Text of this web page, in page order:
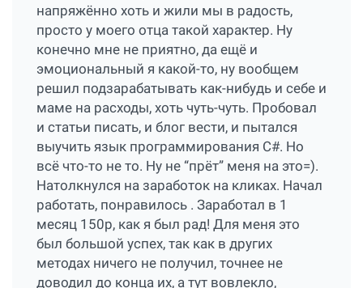
напряжённо хоть и жили мы в радость,
просто у моего отца такой характер. Ну
конечно мне не приятно, да ещё и
эмоциональный я какой-то, ну вообщем
решил подзарабатывать как-нибудь и себе и
маме на расходы, хоть чуть-чуть. Пробовал
и статьи писать, и блог вести, и пытался
выучить язык программирования C#. Но
всё что-то не то. Ну не “прёт” меня на это=).
Натолкнулся на заработок на кликах. Начал
работать, понравилось . Заработал в 1
месяц 150р, как я был рад! Для меня это
был большой успех, так как в других
методах ничего не получил, точнее не
доводил до конца их, а тут вовлекло,